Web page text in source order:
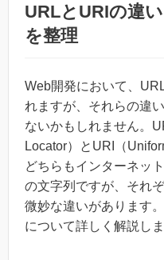
URLとURIの違
を整理
Web開発において、
れますが、それらの違
ないかもしれません。
Locator）とURI（
どちらもインターネッ
の文字列ですが、それ
微妙な違いがあります
について詳しく解説しま